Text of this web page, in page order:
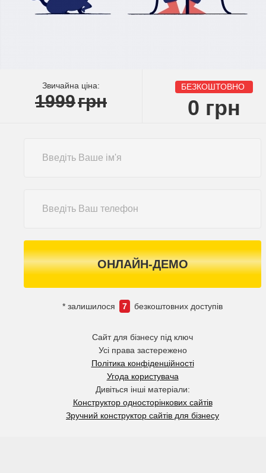
Звичайна ціна:
1999грн
БЕЗКОШТОВНО
0 грн
ОНЛАЙН-ДЕМО
* залишилося 7 безкоштовних доступів
Сайт для бізнесу під ключ
Усі права застережено
Політика конфіденційності
Угода користувача
Дивіться інші матеріали:
Конструктор односторінкових сайтів
Зручний конструктор сайтів для бізнесу